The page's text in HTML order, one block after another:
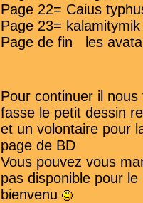
Page 22= Caius
Page 23= kalamitymik
Page de fin les
Pour continuer il
fasse le petit dessin
et un volontaire pour
page de BD
Vous pouvez vous
pas disponible pour
bienvenu